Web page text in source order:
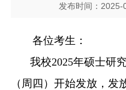
发布时间：
各位考生：
我校2025年硕士研
（周 四 ）开始发放，发